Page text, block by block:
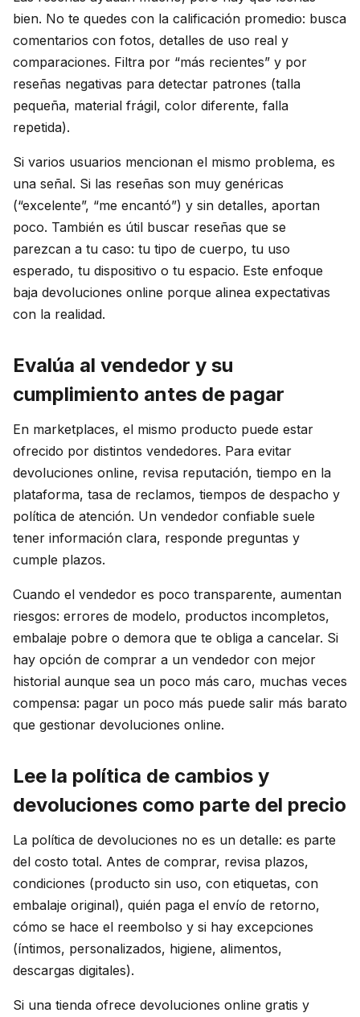
bien. No te quedes con la calificación promedio: busca
comentarios con fotos, detalles de uso real y
comparaciones. Filtra por “más recientes” y por
reseñas negativas para detectar patrones (talla
pequeña, material frágil, color diferente, falla
repetida).
Si varios usuarios mencionan el mismo problema, es
una señal. Si las reseñas son muy genéricas
(“excelente”, “me encantó”) y sin detalles, aportan
poco. También es útil buscar reseñas que se
parezcan a tu caso: tu tipo de cuerpo, tu uso
esperado, tu dispositivo o tu espacio. Este enfoque
baja devoluciones online porque alinea expectativas
con la realidad.
Evalúa al vendedor y su
cumplimiento antes de pagar
En marketplaces, el mismo producto puede estar
ofrecido por distintos vendedores. Para evitar
devoluciones online, revisa reputación, tiempo en la
plataforma, tasa de reclamos, tiempos de despacho y
política de atención. Un vendedor confiable suele
tener información clara, responde preguntas y
cumple plazos.
Cuando el vendedor es poco transparente, aumentan
riesgos: errores de modelo, productos incompletos,
embalaje pobre o demora que te obliga a cancelar. Si
hay opción de comprar a un vendedor con mejor
historial aunque sea un poco más caro, muchas veces
compensa: pagar un poco más puede salir más barato
que gestionar devoluciones online.
Lee la política de cambios y
devoluciones como parte del precio
La política de devoluciones no es un detalle: es parte
del costo total. Antes de comprar, revisa plazos,
condiciones (producto sin uso, con etiquetas, con
embalaje original), quién paga el envío de retorno,
cómo se hace el reembolso y si hay excepciones
(íntimos, personalizados, higiene, alimentos,
descargas digitales).
Si una tienda ofrece devoluciones online gratis y